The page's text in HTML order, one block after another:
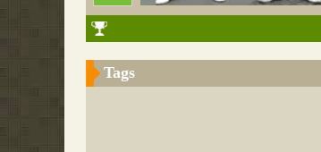
Tags